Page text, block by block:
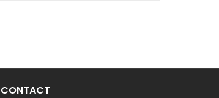
CONTACT